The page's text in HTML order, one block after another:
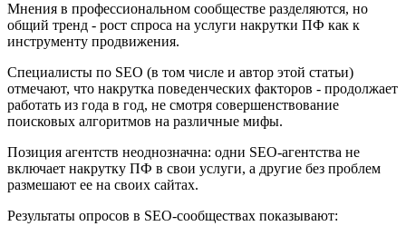
Мнения в профессиональном сообществе разделяются, но
общий тренд - рост спроса на услуги накрутки ПФ как к
инструменту продвижения.
Специалисты по SEO (в том числе и автор этой статьи)
отмечают, что накрутка поведенческих факторов - продолжает
работать из года в год, не смотря совершенствование
поисковых алгоритмов на различные мифы.
Позиция агентств неоднозначна: одни SEO-агентства не
включает накрутку ПФ в свои услуги, а другие без проблем
размешают ее на своих сайтах.
Результаты опросов в SEO-сообществах показывают: